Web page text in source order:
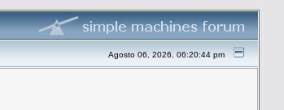
Agosto 06, 2026, 06:20:44 pm